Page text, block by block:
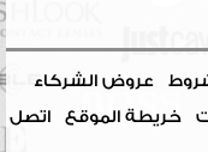
عروض الشركاء
خريطة الموقع
اتصل